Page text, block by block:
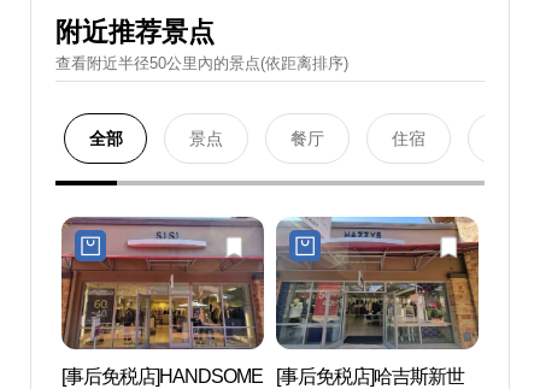
附近推荐景点
查看附近半径50公里內的景点(依距离排序)
全部 景点 餐厅 住宿
[事后免税店]HANDSOME
[事后免税店]哈吉斯新世